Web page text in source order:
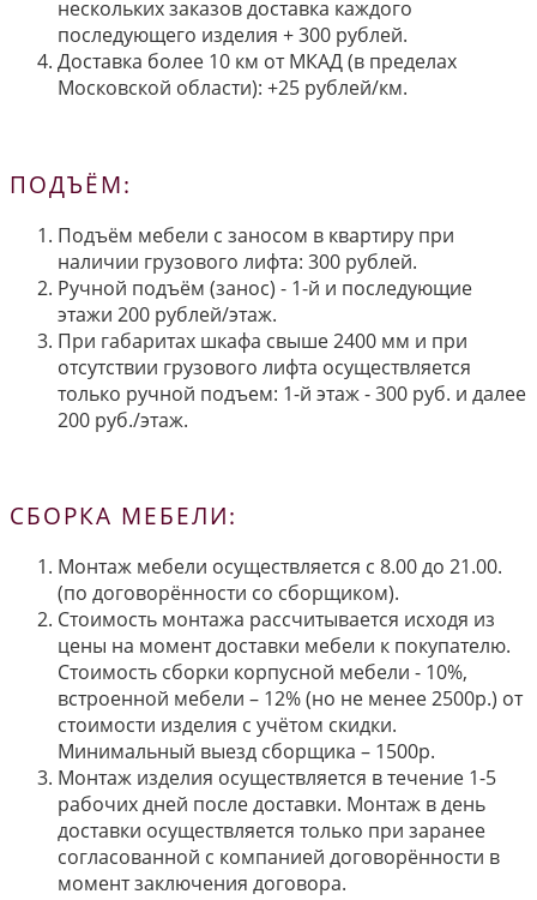
нескольких заказов доставка каждого
последующего изделия + 300 рублей.
Доставка более 10 км от МКАД (в пределах
Московской области): +25 рублей/км.
ПОДЪЁМ:
Подъём мебели с заносом в квартиру при
наличии грузового лифта: 300 рублей.
Ручной подъём (занос) - 1-й и последующие
этажи 200 рублей/этаж.
При габаритах шкафа свыше 2400 мм и при
отсутствии грузового лифта осуществляется
только ручной подъем: 1-й этаж - 300 руб. и далее
200 руб./этаж.
СБОРКА МЕБЕЛИ:
Монтаж мебели осуществляется с 8.00 до 21.00.
(по договорённости со сборщиком).
Стоимость монтажа рассчитывается исходя из
цены на момент доставки мебели к покупателю.
Стоимость сборки корпусной мебели - 10%,
встроенной мебели – 12% (но не менее 2500р.) от
стоимости изделия с учётом скидки.
Минимальный выезд сборщика – 1500р.
Монтаж изделия осуществляется в течение 1-5
рабочих дней после доставки. Монтаж в день
доставки осуществляется только при заранее
согласованной с компанией договорённости в
момент заключения договора.